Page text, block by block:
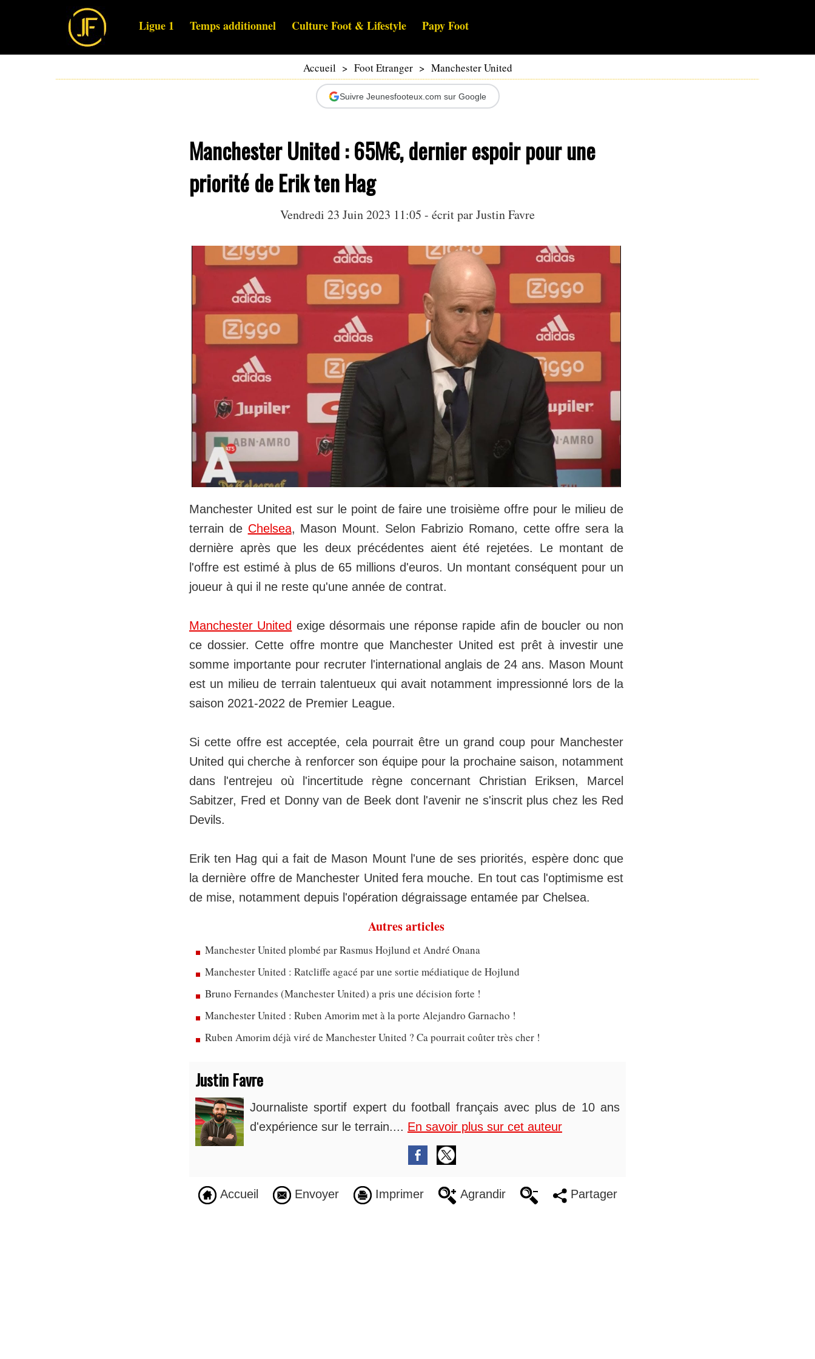
Ligue 1 Temps additionnel Culture Foot & Lifestyle Papy Foot
Accueil > Foot Etranger > Manchester United
Suivre Jeunesfooteux.com sur Google
Manchester United : 65M€, dernier espoir pour une
priorité de Erik ten Hag
Vendredi 23 Juin 2023 11:05 - écrit parJustin Favre
Manchester United est sur le point de faire une troisième offre pour le milieu de
terrain de Chelsea, Mason Mount. Selon Fabrizio Romano, cette offre sera la
dernière après que les deux précédentes aient été rejetées. Le montant de
l'offre est estimé à plus de 65 millions d'euros. Un montant conséquent pour un
joueur à qui il ne reste qu'une année de contrat.
Manchester United exige désormais une réponse rapide afin de boucler ou non
ce dossier. Cette offre montre que Manchester United est prêt à investir une
somme importante pour recruter l'international anglais de 24 ans. Mason Mount
est un milieu de terrain talentueux qui avait notamment impressionné lors de la
saison 2021-2022 de Premier League.
Si cette offre est acceptée, cela pourrait être un grand coup pour Manchester
United qui cherche à renforcer son équipe pour la prochaine saison, notamment
dans l'entrejeu où l'incertitude règne concernant Christian Eriksen, Marcel
Sabitzer, Fred et Donny van de Beek dont l'avenir ne s'inscrit plus chez les Red
Devils.
Erik ten Hag qui a fait de Mason Mount l'une de ses priorités, espère donc que
la dernière offre de Manchester United fera mouche. En tout cas l'optimisme est
de mise, notamment depuis l'opération dégraissage entamée par Chelsea.
Autres articles
Manchester United plombé par Rasmus Hojlund et André Onana
Manchester United : Ratcliffe agacé par une sortie médiatique de Hojlund
Bruno Fernandes (Manchester United) a pris une décision forte !
Manchester United : Ruben Amorim met à la porte Alejandro Garnacho !
Ruben Amorim déjà viré de Manchester United ? Ca pourrait coûter très cher !
Justin Favre
Journaliste sportif expert du football français avec plus de 10 ans
d'expérience sur le terrain.... En savoir plus sur cet auteur
Accueil Envoyer Imprimer Agrandir Partager